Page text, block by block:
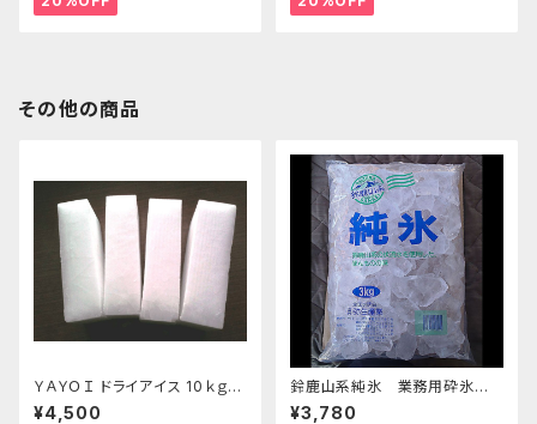
その他の商品
ＹＡＹＯＩ ドライアイス 10ｋｇ
おすすめ
¥4,500
鈴鹿山系純氷 業務用砕氷 1
4.4kg
¥3,780